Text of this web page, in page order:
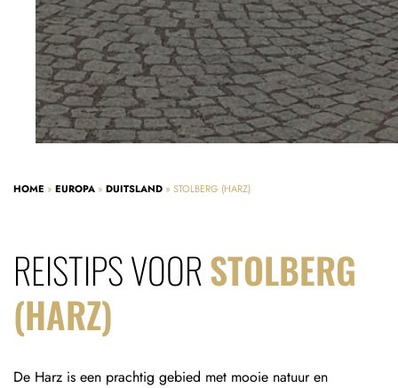
HOME » EUROPA » DUITSLAND » STOLBERG (HARZ)
REISTIPS VOORSTOLBERG
(HARZ)
De Harz is een prachtig gebied met mooie natuur en